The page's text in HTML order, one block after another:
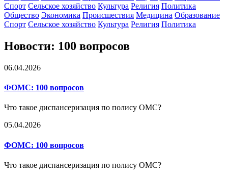
Спорт Сельское хозяйство Культура Религия Политика
Общество Экономика Происшествия Медицина Образование
Спорт Сельское хозяйство Культура Религия Политика
Новости: 100 вопросов
06.04.2026
ФОМС: 100 вопросов
Что такое диспансеризация по полису ОМС?
05.04.2026
ФОМС: 100 вопросов
Что такое диспансеризация по полису ОМС?